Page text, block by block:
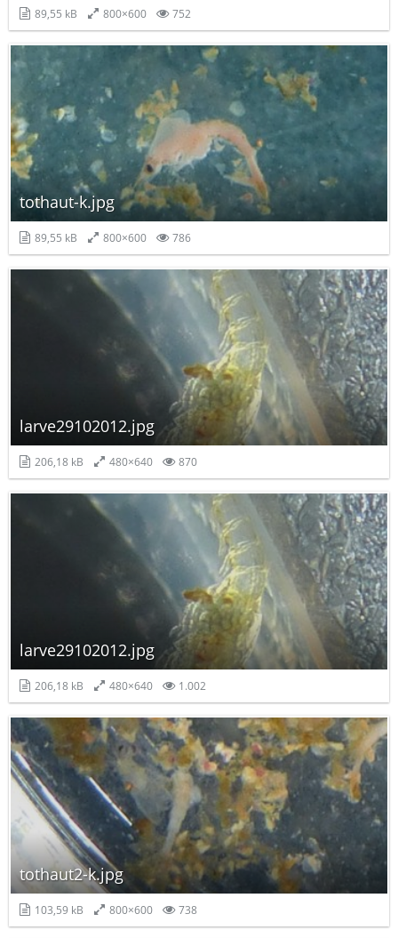
89,55 kB 800×600 752
tothaut-k.jpg
89,55 kB 800×600 786
larve29102012.jpg
206,18 kB 480×640 870
larve29102012.jpg
206,18 kB 480×640 1.002
tothaut2-k.jpg
103,59 kB 800×600 738